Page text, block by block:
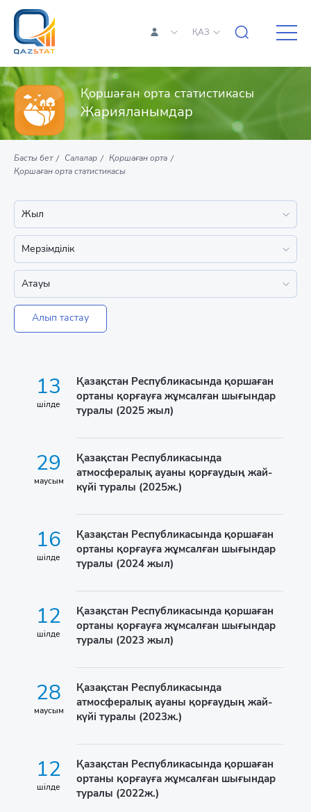
ҚАЗ
Қоршаған орта статистикасы
Жарияланымдар
Басты бет Салалар
Қоршаған орта
Қоршаған орта статистикасы
Алып тастау
13
шілде
Қазақстан Республикасында қоршаған
ортаны қорғауға жұмсалған шығындар
туралы (2025 жыл)
29
маусым
Қазақстан Республикасында
атмосфералық ауаны қорғаудың жай-
күйі туралы (2025ж.)
16
шілде
Қазақстан Республикасында қоршаған
ортаны қорғауға жұмсалған шығындар
туралы (2024 жыл)
12
шілде
Қазақстан Республикасында қоршаған
ортаны қорғауға жұмсалған шығындар
туралы (2023 жыл)
28
маусым
Қазақстан Республикасында
атмосфералық ауаны қорғаудың жай-
күйі туралы (2023ж.)
12
шілде
Қазақстан Республикасында қоршаған
ортаны қорғауға жұмсалған шығындар
туралы (2022ж.)